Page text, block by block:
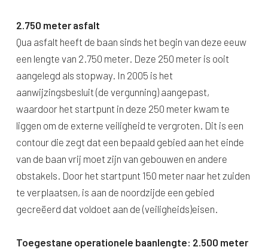
2.750 meter asfalt
Qua asfalt heeft de baan sinds het begin van deze eeuw
een lengte van 2.750 meter. Deze 250 meter is ooit
aangelegd als stopway. In 2005 is het
aanwijzingsbesluit (de vergunning) aangepast,
waardoor het startpunt in deze 250 meter kwam te
liggen om de externe veiligheid te vergroten. Dit is een
contour die zegt dat een bepaald gebied aan het einde
van de baan vrij moet zijn van gebouwen en andere
obstakels. Door het startpunt 150 meter naar het zuiden
te verplaatsen, is aan de noordzijde een gebied
gecreëerd dat voldoet aan de (veiligheids)eisen.
Toegestane operationele baanlengte: 2.500 meter